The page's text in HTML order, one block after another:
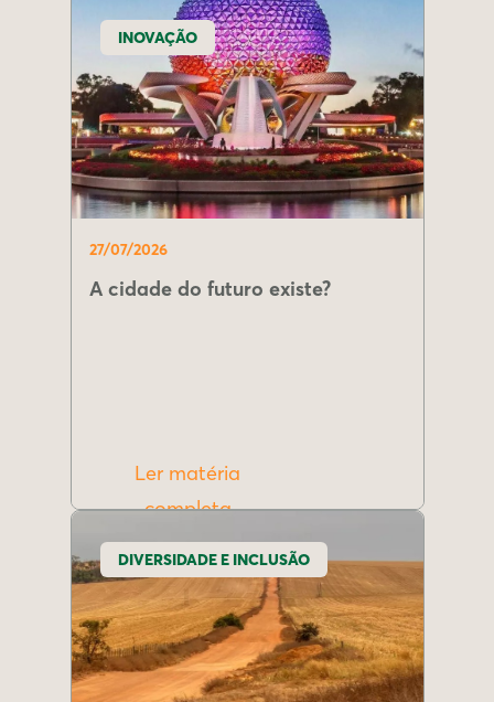
INOVAÇÃO
27/07/2026
A cidade do futuro existe?
Ler matéria
completa
DIVERSIDADE E INCLUSÃO